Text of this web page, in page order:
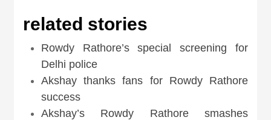
related stories
Rowdy Rathore’s special screening for
Delhi police
Akshay thanks fans for Rowdy Rathore
success
Akshay’s Rowdy Rathore smashes